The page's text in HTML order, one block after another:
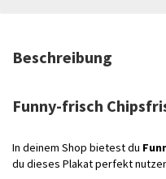
Beschreibung
Funny-frisch
In deinem Shop bietest du
du dieses Plakat perfekt